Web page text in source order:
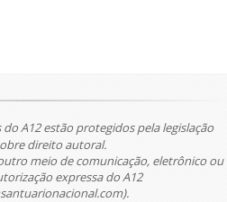
A12 estão protegidos pela legislação
direito autoral.
meio de comunicação, eletrônico ou
expressa do A12